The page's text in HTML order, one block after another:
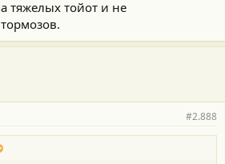
тяжелых тойот и не
#2.888